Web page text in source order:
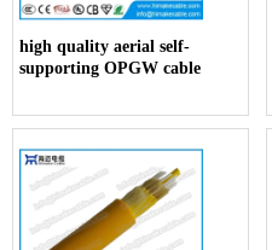
high quality aerial self-
supporting OPGW cable